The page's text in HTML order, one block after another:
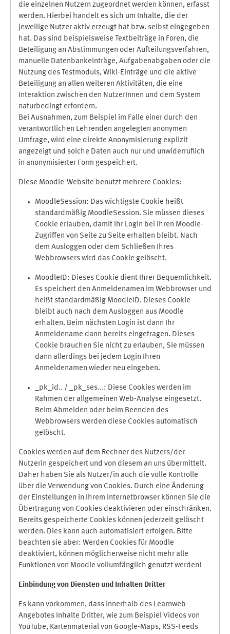
die einzelnen Nutzern zugeordnet werden können, erfasst
werden. Hierbei handelt es sich um Inhalte, die der
jeweilige Nutzer aktiv erzeugt hat bzw. selbst eingegeben
hat. Das sind beispielsweise Textbeiträge in Foren, die
Beteiligung an Abstimmungen oder Aufteilungsverfahren,
manuelle Datenbankeinträge, Aufgabenabgaben oder die
Nutzung des Testmoduls, Wiki-Einträge und die aktive
Beteiligung an allen weiteren Aktivitäten, die eine
Interaktion zwischen den NutzerInnen und dem System
naturbedingt erfordern.
Bei Ausnahmen, zum Beispiel im Falle einer durch den
verantwortlichen Lehrenden angelegten anonymen
Umfrage, wird eine direkte Anonymisierung explizit
angezeigt und solche Daten auch nur und unwiderruflich
in anonymisierter Form gespeichert.
Diese Moodle-Website benutzt mehrere Cookies:
MoodleSession: Das wichtigste Cookie heißt
standardmäßig MoodleSession. Sie müssen dieses
Cookie erlauben, damit Ihr Login bei Ihren Moodle-
Zugriffen von Seite zu Seite erhalten bleibt. Nach
dem Ausloggen oder dem Schließen Ihres
Webbrowsers wird das Cookie gelöscht.
MoodleID: Dieses Cookie dient Ihrer Bequemlichkeit.
Es speichert den Anmeldenamen im Webbrowser und
heißt standardmäßig MoodleID. Dieses Cookie
bleibt auch nach dem Ausloggen aus Moodle
erhalten. Beim nächsten Login ist dann Ihr
Anmeldename dann bereits eingetragen. Dieses
Cookie brauchen Sie nicht zu erlauben, Sie müssen
dann allerdings bei jedem Login Ihren
Anmeldenamen wieder neu eingeben.
_pk_id.. / _pk_ses...: Diese Cookies werden im
Rahmen der allgemeinen Web-Analyse eingesetzt.
Beim Abmelden oder beim Beenden des
Webbrowsers werden diese Cookies automatisch
gelöscht.
Cookies werden auf dem Rechner des Nutzers/der
Nutzerin gespeichert und von diesem an uns übermittelt.
Daher haben Sie als Nutzer/in auch die volle Kontrolle
über die Verwendung von Cookies. Durch eine Änderung
der Einstellungen in Ihrem Internetbrowser können Sie die
Übertragung von Cookies deaktivieren oder einschränken.
Bereits gespeicherte Cookies können jederzeit gelöscht
werden. Dies kann auch automatisiert erfolgen. Bitte
beachten sie aber: Werden Cookies für Moodle
deaktiviert, können möglicherweise nicht mehr alle
Funktionen von Moodle vollumfänglich genutzt werden!
Einbindung von Diensten und Inhalten Dritter
Es kann vorkommen, dass innerhalb des Learnweb-
Angebotes Inhalte Dritter, wie zum Beispiel Videos von
YouTube, Kartenmaterial von Google-Maps, RSS-Feeds